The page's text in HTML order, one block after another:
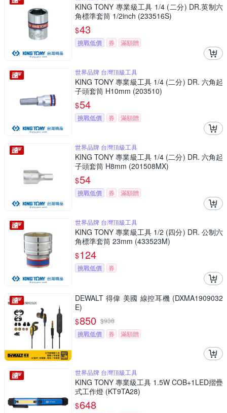
KING TONY 專業級工具 1/4 (二分) DR.英制六
角標準套筒 1/2inch (233516S)
$43
挑戰低價 券 滿額贈
世界品牌 台灣頂級工具
KING TONY 專業級工具 1/4 (二分) DR. 六角起
子頭套筒 H10mm (203510)
$54
挑戰低價 券 滿額贈
世界品牌 台灣頂級工具
KING TONY 專業級工具 1/4 (二分) DR. 六角起
子頭套筒 H8mm (201508MX)
$54
挑戰低價 券 滿額贈
世界品牌 台灣頂級工具
KING TONY 專業級工具 1/2 (四分) DR. 公制六
角標準套筒 23mm (433523M)
$124
挑戰低價 券
DEWALT 得偉 美國 線控耳機 (DXMA1909032
E)
$850 $938
挑戰低價
券 滿額贈
世界品牌 台灣頂級工具
KING TONY 專業級工具 1.5W COB+1LED摺疊
式工作燈 (KT9TA28)
$648